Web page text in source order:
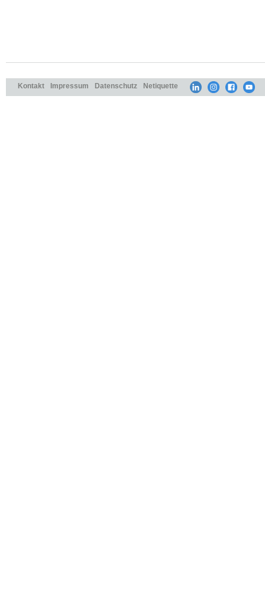
Kontakt Impressum Datenschutz Netiquette